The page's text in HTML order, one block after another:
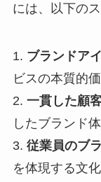
には、以下の
1. ブランドア
ビスの本質的
2. 一貫した顧
したブランド
3. 従業員のブ
を体現する文